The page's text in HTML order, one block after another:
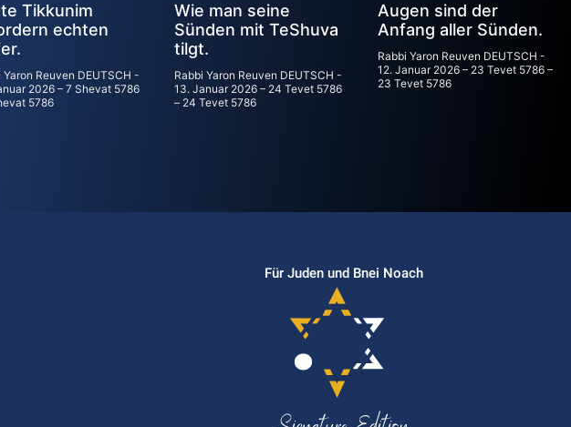
Tikkunim
echten
Yaron Reuven DEUTSCH
2026 – 7 Shevat 5786
5786
Wie man seine
Sünden mit TeShuva
tilgt.
Rabbi Yaron Reuven DEUTSCH
13. Januar 2026 – 24 Tevet 5786
– 24 Tevet 5786
Augen sind der
Anfang aller Sünden.
Rabbi Yaron Reuven DEUTSCH
12. Januar 2026 – 23 Tevet 5786 –
23 Tevet 5786
Für Juden und Bnei Noach